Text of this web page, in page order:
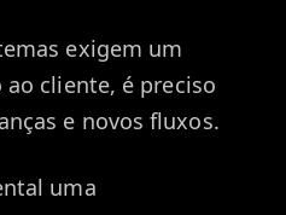
exigem um
ao cliente, é preciso
e novos fluxos.
uma